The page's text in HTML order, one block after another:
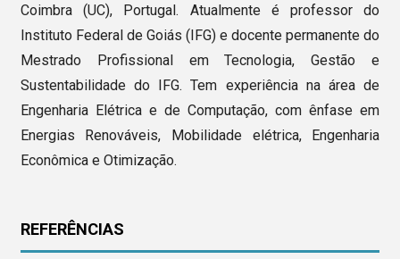
Coimbra (UC), Portugal. Atualmente é professor do
Instituto Federal de Goiás (IFG) e docente permanente do
Mestrado Profissional em Tecnologia, Gestão e
Sustentabilidade do IFG. Tem experiência na área de
Engenharia Elétrica e de Computação, com ênfase em
Energias Renováveis, Mobilidade elétrica, Engenharia
Econômica e Otimização.
REFERÊNCIAS